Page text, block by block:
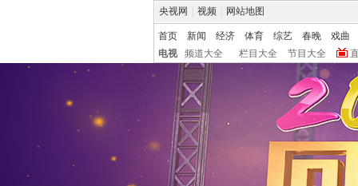
央视网 视频 网站地图
首页 新闻 经济 体育 综艺 春晚
戏曲
电视
频道大全 栏目大全 节目大全